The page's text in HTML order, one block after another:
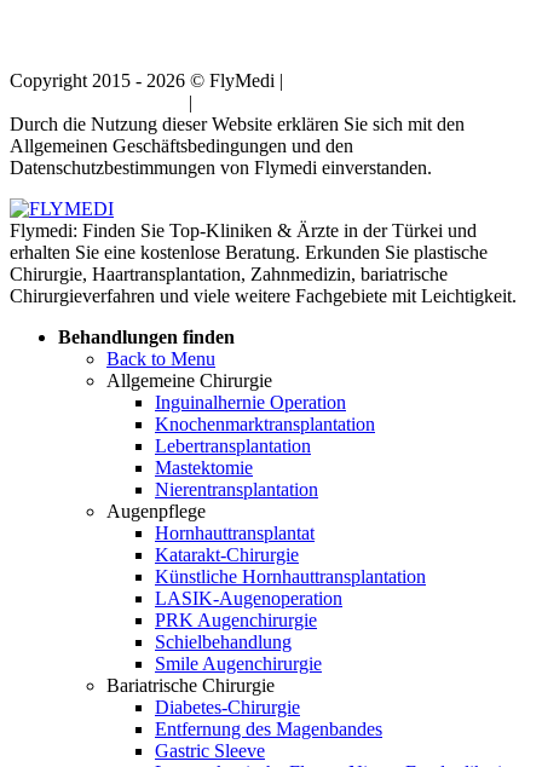
Copyright 2015 - 2026 © FlyMedi |
|
Durch die Nutzung dieser Website erklären Sie sich mit den
Allgemeinen Geschäftsbedingungen und den
Datenschutzbestimmungen von Flymedi einverstanden.
Flymedi: Finden Sie Top-Kliniken & Ärzte in der Türkei und
erhalten Sie eine kostenlose Beratung. Erkunden Sie plastische
Chirurgie, Haartransplantation, Zahnmedizin, bariatrische
Chirurgieverfahren und viele weitere Fachgebiete mit Leichtigkeit.
Behandlungen finden
Back to Menu
Allgemeine Chirurgie
Inguinalhernie Operation
Knochenmarktransplantation
Lebertransplantation
Mastektomie
Nierentransplantation
Augenpflege
Hornhauttransplantat
Katarakt-Chirurgie
Künstliche Hornhauttransplantation
LASIK-Augenoperation
PRK Augenchirurgie
Schielbehandlung
Smile Augenchirurgie
Bariatrische Chirurgie
Diabetes-Chirurgie
Entfernung des Magenbandes
Gastric Sleeve